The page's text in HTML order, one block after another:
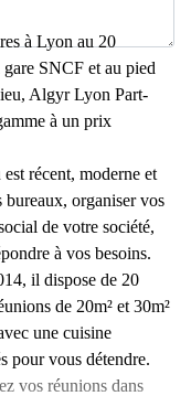
à Lyon au 20
SNCF et au pied
Algyr Lyon Part-
à un prix
récent, moderne et
organiser vos
de votre société,
à vos besoins.
il dispose de 20
de 20m² et 30m²
une cuisine
pour vous détendre.
vos réunions dans